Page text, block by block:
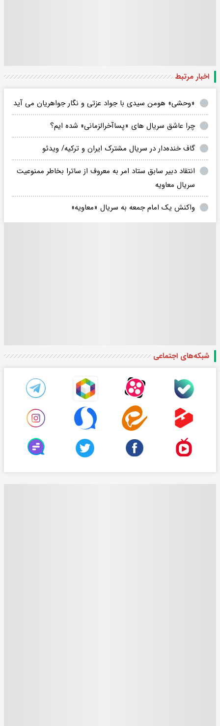
اخبار مرتبط
«وحشی» هومن سیدی با جواد عزتی و نگار جواهریان می آید
چرا عاشق سریال های «پساآخرالزمانی» شده ایم؟
گاف خنده‌دار در سریال مشترک ایران و ترکیه/ ویدئو
انتقاد دبیر سابق ستاد امر به معروف از ساترا بخاطر ممنوعیت
سریال معاویه
واکنش یک امام جمعه به سریال «معاویه»
شبکه‌های اجتماعی